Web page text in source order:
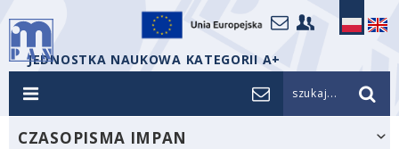
JEDNOSTKA NAUKOWA KATEGORII A+
szukaj...
CZASOPISMA IMPAN